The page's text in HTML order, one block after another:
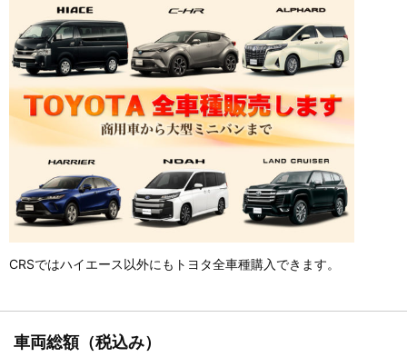
CRSではハイエース以外にもトヨタ全車種購入できます。
車両総額（税込み）